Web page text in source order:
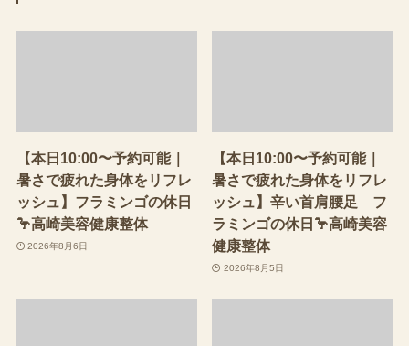
【本日10:00〜予約可能｜
暑さで疲れた身体をリフレ
ッシュ】フラミンゴの休日
🦩高崎美容健康整体
2026年8月6日
【本日10:00〜予約可能｜
暑さで疲れた身体をリフレ
ッシュ】辛い首肩腰足 フ
ラミンゴの休日🦩高崎美容
健康整体
2026年8月5日